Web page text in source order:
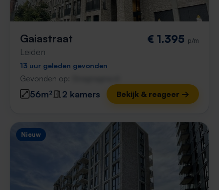
Gaiastraat
Leiden
€ 1.395 p/m
13 uur geleden gevonden
Gevonden op:
56m² 2 kamers Bekijk & reageer →
Nieuw